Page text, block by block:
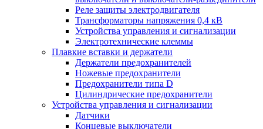
Реле защиты электродвигателя
Трансформаторы напряжения 0,4 кВ
Устройства управления и сигнализации
Электротехнические клеммы
Плавкие вставки и держатели
Держатели предохранителей
Ножевые предохранители
Предохранители типа D
Цилиндрические предохранители
Устройства управления и сигнализации
Датчики
Концевые выключатели